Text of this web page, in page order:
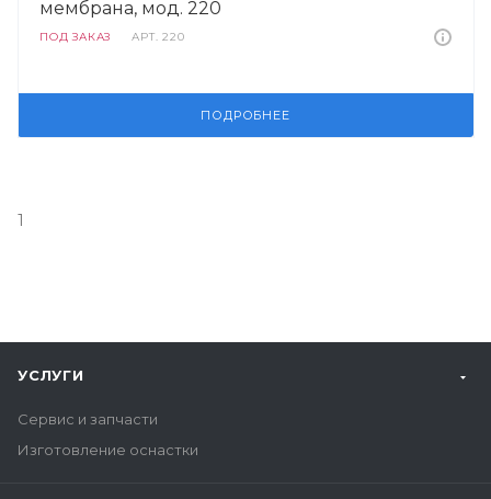
мембрана, мод. 220
ПОД ЗАКАЗ АРТ.220
ПОДРОБНЕЕ
1
УСЛУГИ
Сервис и запчасти
Изготовление оснастки